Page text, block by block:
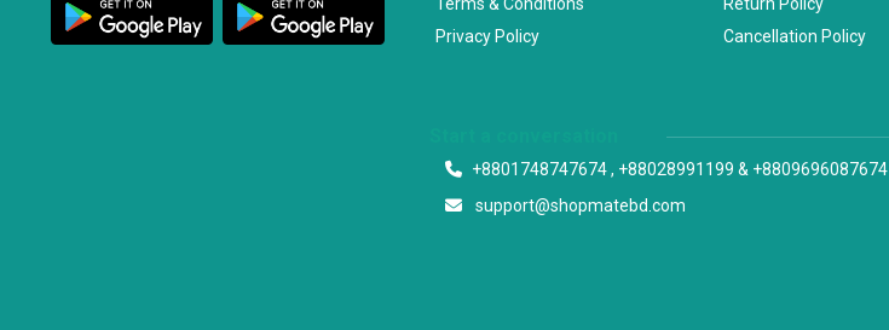
Terms & Conditions
Privacy Policy
Return Policy
Cancellation Policy
+8801748747674 , +88028991199 & +8809696087674
support@shopmatebd.com